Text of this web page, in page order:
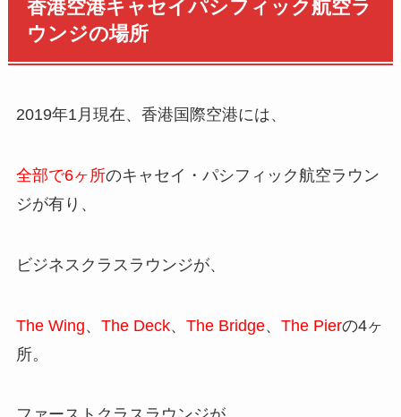
香港空港キャセイパシフィック航空ラ
ウンジの場所
2019年1月現在、香港国際空港には、
全部で6ヶ所のキャセイ・パシフィック航空ラウン
ジが有り、
ビジネスクラスラウンジが、
The Wing、 The Deck、 The Bridge、 The Pierの4ヶ
所。